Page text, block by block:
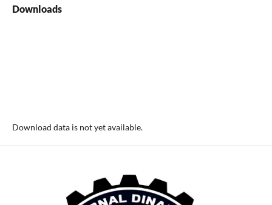
Downloads
Download data is not yet available.